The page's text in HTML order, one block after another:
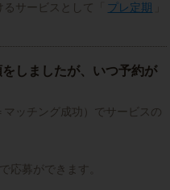
サービスとして「
プレ定期
しましたが、いつ予約が
ッチング成功）でサービスの
応募ができます。